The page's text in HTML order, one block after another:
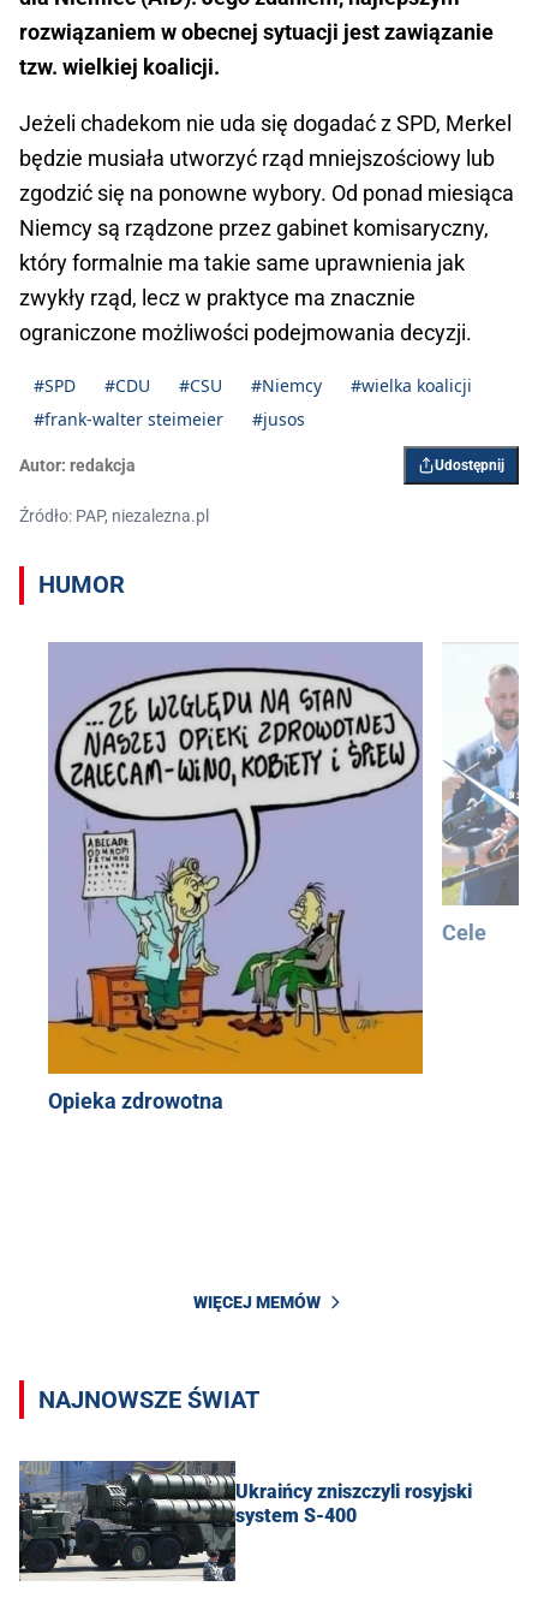
rozwiązaniem w obecnej sytuacji jest zawiązanie
tzw. wielkiej koalicji.
Jeżeli chadekom nie uda się dogadać z SPD, Merkel
będzie musiała utworzyć rząd mniejszościowy lub
zgodzić się na ponowne wybory. Od ponad miesiąca
Niemcy są rządzone przez gabinet komisaryczny,
który formalnie ma takie same uprawnienia jak
zwykły rząd, lecz w praktyce ma znacznie
ograniczone możliwości podejmowania decyzji.
#SPD #CDU #CSU #Niemcy
#wielka koalicji
#frank-walter steimeier
#jusos
Autor: redakcja Udostępnij
Źródło: PAP, niezalezna.pl
HUMOR
Opieka zdrowotna
Cele
WIĘCEJ MEMÓW
NAJNOWSZE ŚWIAT
Ukraińcy zniszczyli rosyjski
system S-400